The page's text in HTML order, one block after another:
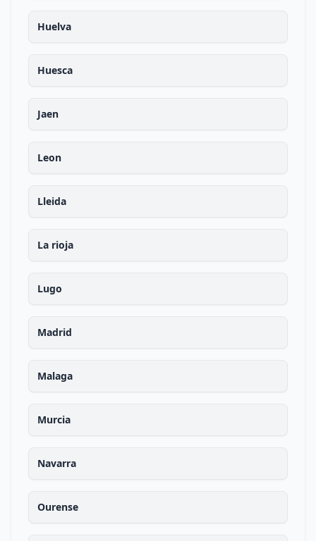
Huelva
Huesca
Jaen
Leon
Lleida
La rioja
Lugo
Madrid
Malaga
Murcia
Navarra
Ourense